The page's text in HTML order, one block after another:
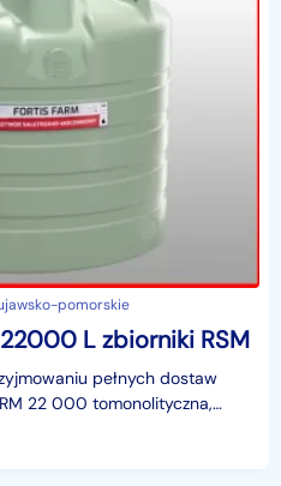
pomorskie
L zbiorniki RSM
pełnych dostaw
22 000 tomonolityczna,
która gwarantuje 1